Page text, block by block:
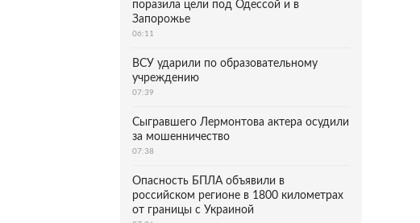
поразила цели под Одессой и в
Запорожье
06:11
ВСУ ударили по образовательному
учреждению
07:39
Сыгравшего Лермонтова актера осудили
за мошенничество
07:38
Опасность БПЛА объявили в
российском регионе в 1800 километрах
от границы с Украиной